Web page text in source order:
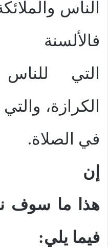
فالألسنة
التي
الكرازة،
في الصلاة.
إن
هذا ما سوف
فيما يلي: